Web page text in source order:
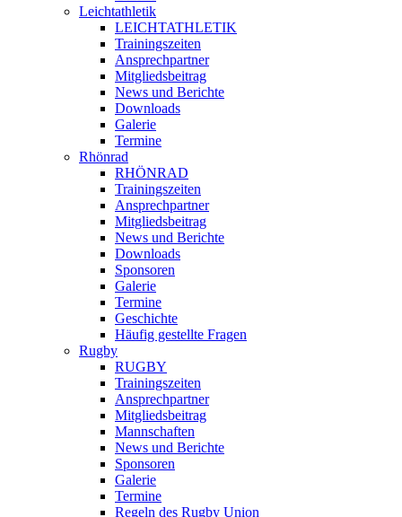
Leichtathletik
LEICHTATHLETIK
Trainingszeiten
Ansprechpartner
Mitgliedsbeitrag
News und Berichte
Downloads
Galerie
Termine
Rhönrad
RHÖNRAD
Trainingszeiten
Ansprechpartner
Mitgliedsbeitrag
News und Berichte
Downloads
Sponsoren
Galerie
Termine
Geschichte
Häufig gestellte Fragen
Rugby
RUGBY
Trainingszeiten
Ansprechpartner
Mitgliedsbeitrag
Mannschaften
News und Berichte
Sponsoren
Galerie
Termine
Regeln des Rugby Union